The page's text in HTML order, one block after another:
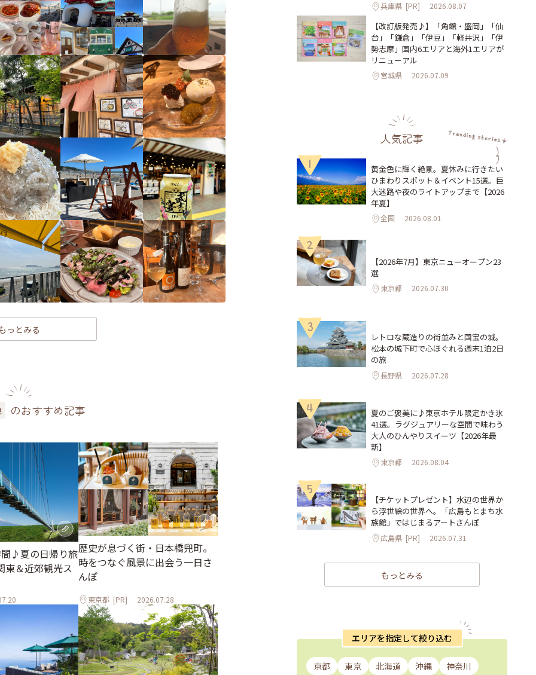
っとみる
のおすすめ記事
♪夏の日帰り旅
東＆近郊観光ス
歴史が息づく街・日本橋兜町。
時をつなぐ風景に出会う一日さ
んぽ
東京都 [PR] 2026.07.28
兵庫県 [PR] 2026.08.07
【改訂版発売♪】「角館・盛岡」「仙
台」「鎌倉」「伊豆」「軽井沢」「伊
勢志摩」国内6エリアと海外1エリアが
リニューアル
宮城県 2026.07.09
人気記事
1
黄金色に輝く絶景。夏休みに行きたい
ひまわりスポット＆イベント15選。巨
大迷路や夜のライトアップまで【2026
年夏】
全国 2026.08.01
2
【2026年7月】東京ニューオープン23
選
東京都 2026.07.30
3
レトロな蔵造りの街並みと国宝の城。
松本の城下町で心ほぐれる週末1泊2日
の旅
長野県 2026.07.28
4
夏のご褒美に♪東京ホテル限定かき氷
41選。ラグジュアリーな空間で味わう
大人のひんやりスイーツ【2026年最
新】
東京都 2026.08.04
5
【チケットプレゼント】水辺の世界か
ら浮世絵の世界へ。「広島もとまち水
族館」ではじまるアートさんぽ
広島県 [PR] 2026.07.31
もっとみる
エリアを指定して絞り込む
京都 東京 北海道 沖縄
神奈川